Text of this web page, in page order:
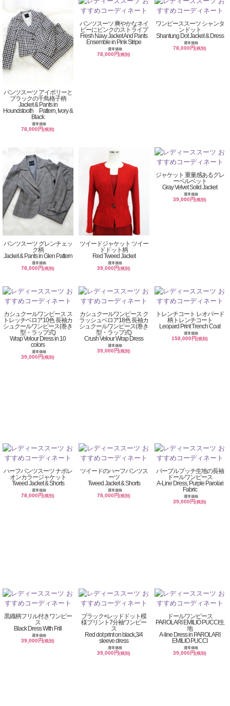
パンツスーツ アイボリーと
ブラックの千鳥格子柄
Jacket & Pants in
Houndstooth Pattern, Ivory &
Black
通常価格
78,000円(税別)
パンツスーツ 爽やかなネイ
ビーにピンクのストライプ
Fresh Navy Jacket And Pants
Ensemble in Pink Stripe
通常価格
78,000円(税別)
ワンピーススーツ シャンタ
ンドット
Shantung Dot Jacket & Dress
通常価格
78,000円(税別)
パンツスーツ グレンチェッ
ク柄
Jacket & Pants in Glen Pattern
通常価格
78,000円(税別)
ツイードジャケット ツイー
ドドット柄
Red Tweed Jacket
通常価格
39,000円(税別)
ジャケット 重量感あるグレ
ーベルベット
Gray Velvet Solid Jacket
通常価格
39,000円(税別)
カシュクールワンピース ス
トレッチベロア10色 長袖カ
シュクールワンピース(巻き
型・ラップ式)
Wrap Velour Dress in 10
colors
通常価格
39,000円(税別)
カシュクールワンピース ク
ラッシュベロア18色 長袖カ
シュクールワンピース(巻き
型・ラップ式)
Crush Velour Wrap Dress
通常価格
39,000円(税別)
トレンチコート レオパード
柄トレンチコート
Leopard Print Trench Coat
通常価格
158,000円(税別)
ハーフパンツスーツ ナポレ
オンカラージャケット
Tweed Jacket & Shorts
通常価格
78,000円(税別)
ツイードのハーフパンツス
ーツ
Tweed Jacket & Shorts
通常価格
78,000円(税別)
パープルプッチ生地の長袖
ドールワンピース
A-Line Dress, Purple Parolari
Fabric
通常価格
39,000円(税別)
黒織柄フリル付きワンピー
ス
Black Dress With Frill
通常価格
39,000円(税別)
ブラック×レッドドット模
様プリント7分袖ワンピー
ス
Red dot print on black,3/4
sleeve dress
通常価格
39,000円(税別)
ドールワンピース
PAROLARI EMILIO PUCCI生
地
A-line Dress in PAROLARI
EMILIO PUCCI
通常価格
39,000円(税別)